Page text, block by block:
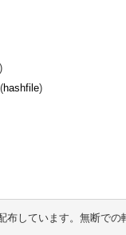
hashfile)
布しています。無断での